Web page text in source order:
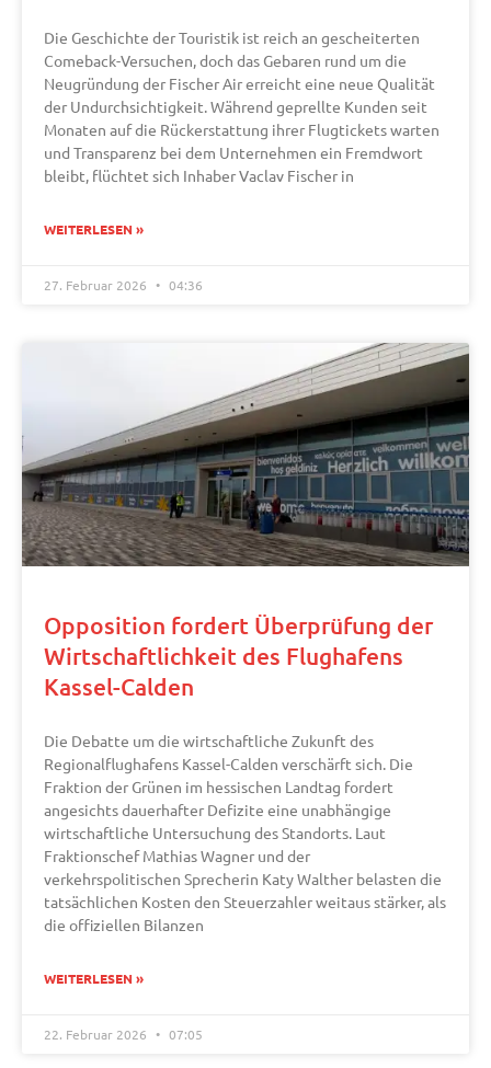
Die Geschichte der Touristik ist reich an gescheiterten
Comeback-Versuchen, doch das Gebaren rund um die
Neugründung der Fischer Air erreicht eine neue Qualität
der Undurchsichtigkeit. Während geprellte Kunden seit
Monaten auf die Rückerstattung ihrer Flugtickets warten
und Transparenz bei dem Unternehmen ein Fremdwort
bleibt, flüchtet sich Inhaber Vaclav Fischer in
WEITERLESEN »
27. Februar 2026 04:36
Opposition fordert Überprüfung der
Wirtschaftlichkeit des Flughafens
Kassel-Calden
Die Debatte um die wirtschaftliche Zukunft des
Regionalflughafens Kassel-Calden verschärft sich. Die
Fraktion der Grünen im hessischen Landtag fordert
angesichts dauerhafter Defizite eine unabhängige
wirtschaftliche Untersuchung des Standorts. Laut
Fraktionschef Mathias Wagner und der
verkehrspolitischen Sprecherin Katy Walther belasten die
tatsächlichen Kosten den Steuerzahler weitaus stärker, als
die offiziellen Bilanzen
WEITERLESEN »
22. Februar 2026 07:05